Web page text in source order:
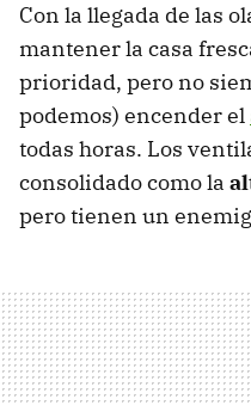
Con la llegada de las
mantener la casa
prioridad, pero no
podemos) encender el
todas horas. Los
consolidado como la
pero tienen un